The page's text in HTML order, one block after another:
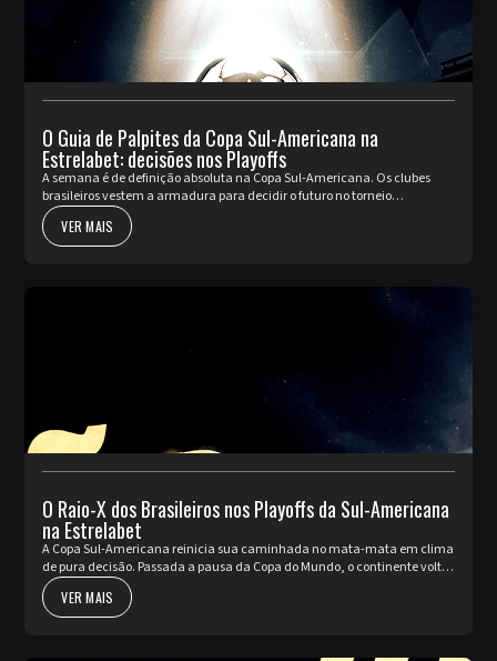
O Guia de Palpites da Copa Sul-Americana na
Estrelabet: decisões nos Playoffs
A semana é de definição absoluta na Copa Sul-Americana. Os clubes
brasileiros vestem a armadura para decidir o futuro no torneio
internacional diante da sua torcida, valendo a cobiçada vaga nas oi...
VER MAIS
O Raio-X dos Brasileiros nos Playoffs da Sul-Americana
na Estrelabet
A Copa Sul-Americana reinicia sua caminhada no mata-mata em clima
de pura decisão. Passada a pausa da Copa do Mundo, o continente volta
a pulsar com as partidas de ida da fase de Playoffs. Quatro rep...
VER MAIS